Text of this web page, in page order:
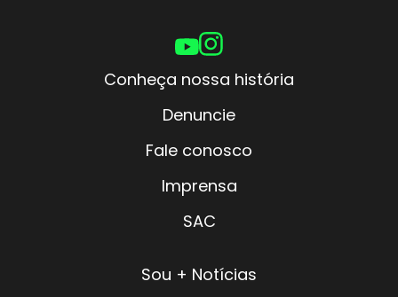
Conheça nossa história
Denuncie
Fale conosco
Imprensa
SAC
Sou + Notícias